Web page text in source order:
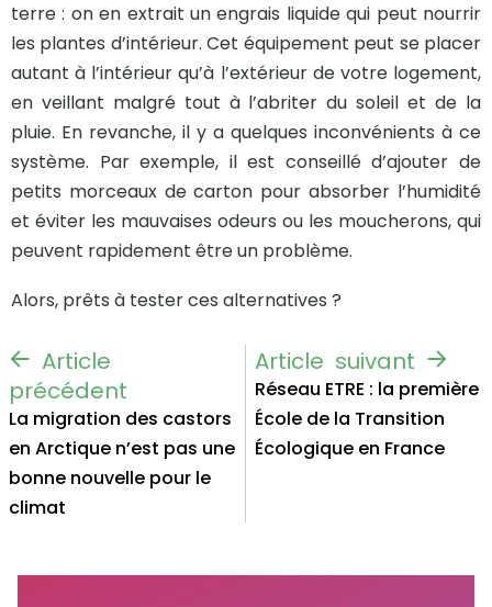
terre : on en extrait un engrais liquide qui peut nourrir
les plantes d’intérieur. Cet équipement peut se placer
autant à l’intérieur qu’à l’extérieur de votre logement,
en veillant malgré tout à l’abriter du soleil et de la
pluie. En revanche, il y a quelques inconvénients à ce
système. Par exemple, il est conseillé d’ajouter de
petits morceaux de carton pour absorber l’humidité
et éviter les mauvaises odeurs ou les moucherons, qui
peuvent rapidement être un problème.
Alors, prêts à tester ces alternatives ?
La migration des castors
en Arctique n’est pas une
bonne nouvelle pour le
climat
Réseau ETRE : la première
École de la Transition
Écologique en France